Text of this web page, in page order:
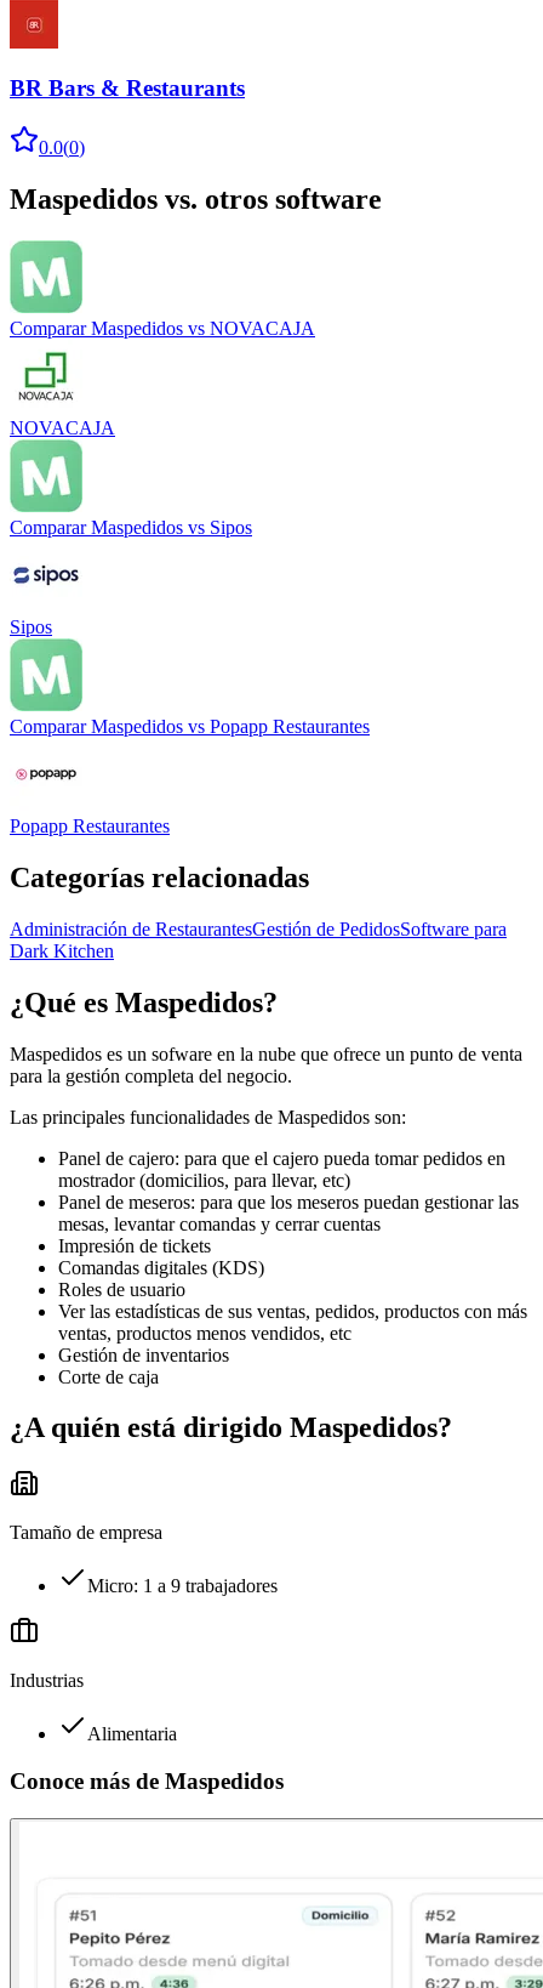
BR Bars & Restaurants
0.0(0)
Maspedidos vs. otros software
Comparar Maspedidos vs NOVACAJA
NOVACAJA
Comparar Maspedidos vs Sipos
Sipos
Comparar Maspedidos vs Popapp Restaurantes
Popapp Restaurantes
Categorías relacionadas
Administración de RestaurantesGestión de PedidosSoftware para
Dark Kitchen
¿Qué es Maspedidos?
Maspedidos es un sofware en la nube que ofrece un punto de venta
para la gestión completa del negocio.
Las principales funcionalidades de Maspedidos son:
Panel de cajero: para que el cajero pueda tomar pedidos en
mostrador (domicilios, para llevar, etc)
Panel de meseros: para que los meseros puedan gestionar las
mesas, levantar comandas y cerrar cuentas
Impresión de tickets
Comandas digitales (KDS)
Roles de usuario
Ver las estadísticas de sus ventas, pedidos, productos con más
ventas, productos menos vendidos, etc
Gestión de inventarios
Corte de caja
¿A quién está dirigido Maspedidos?
Tamaño de empresa
Micro: 1 a 9 trabajadores
Industrias
Alimentaria
Conoce más de Maspedidos